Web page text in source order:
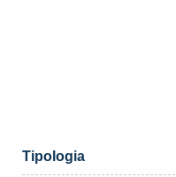
Tipologia